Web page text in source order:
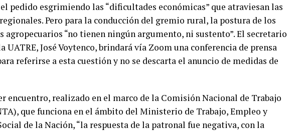
pedido esgrimiendo las “dificultades económicas” que atraviesan las
Pero para la conducción del gremio rural, la postura de los
agropecuarios “no tienen ningún argumento, ni sustento”. El secretario
UATRE, José Voytenco, brindará vía Zoom una conferencia de prensa
referirse a esta cuestión y no se descarta el anuncio de medidas de
encuentro, realizado en el marco de la Comisión Nacional de Trabajo
que funciona en el ámbito del Ministerio de Trabajo, Empleo y
de la Nación, “la respuesta de la patronal fue negativa, con la